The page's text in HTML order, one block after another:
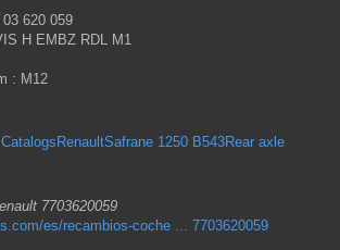
620 059
H EMBZ RDL M1
: M12
1250 B543Rear axle
7703620059
es/recambios-coche ... 7703620059